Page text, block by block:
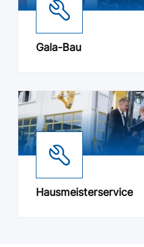
Gala-Bau
Hausmeisterservice